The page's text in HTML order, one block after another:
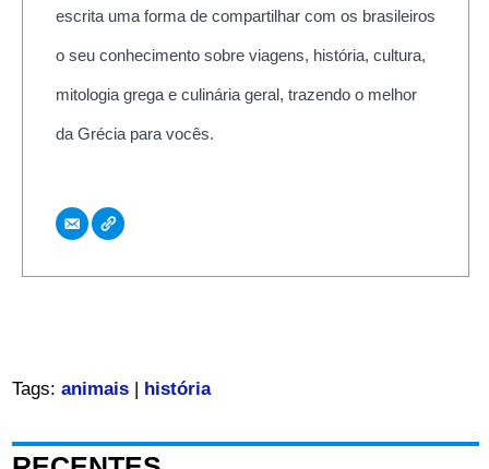
escrita uma forma de compartilhar com os brasileiros
o seu conhecimento sobre viagens, história, cultura,
mitologia grega e culinária geral, trazendo o melhor
da Grécia para vocês.
Tags: animais| história